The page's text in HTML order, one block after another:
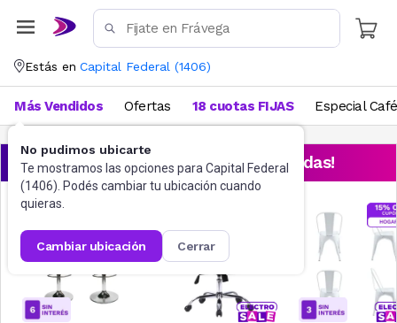
Estás en Capital Federal (1406)
No pudimos ubicarte
Te mostramos las opciones para Capital Federal
(1406). Podés cambiar tu ubicación cuando
quieras.
cambiar ubicación cerrar
Más Vendidos Ofertas 18 cuotas FIJAS Especial Café
¡Aprovechá las ofertas destacadas!